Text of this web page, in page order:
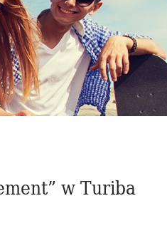
w Turiba